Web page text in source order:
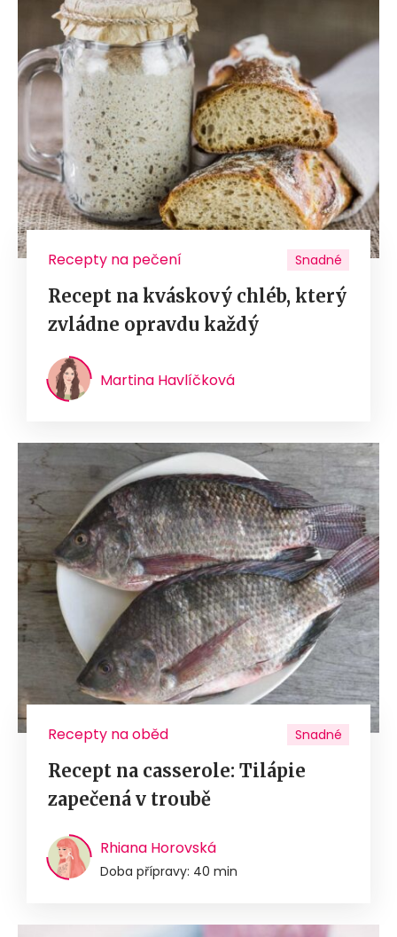
Recepty na pečení Snadné
Recept na kváskový chléb, který
zvládne opravdu každý
Martina Havlíčková
Recepty na oběd Snadné
Recept na casserole: Tilápie
zapečená v troubě
Rhiana Horovská
Doba přípravy: 40 min